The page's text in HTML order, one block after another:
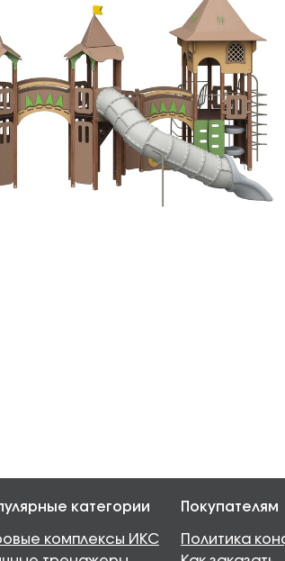
категории
комплексы ИКС
Покупателям
Политика